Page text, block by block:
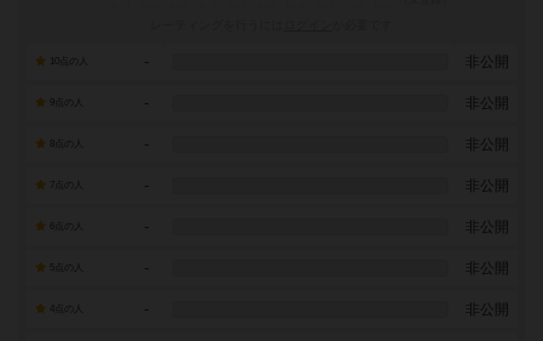
- 非公開
- 非公開
- 非公開
7点の人 - 非公開
- 非公開
- 非公開
- 非公開